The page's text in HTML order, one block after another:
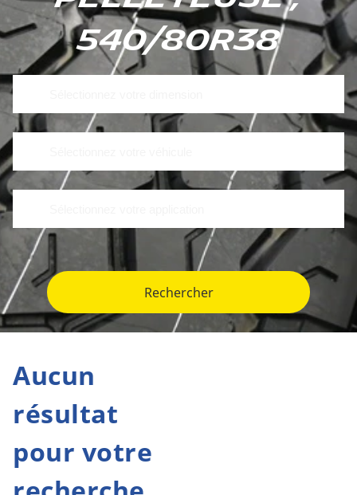
540/80R38
Rechercher
Aucun
résultat
pour votre